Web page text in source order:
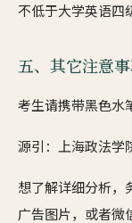
不低于大学英语四
五、其它注意
考生请携带黑色水
源引：上海政法学
想了解详细分析，
广告图片，或者微